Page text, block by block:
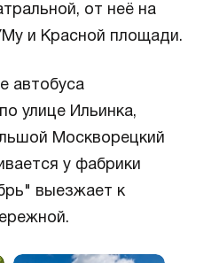
от неё на
и Красной площади.
автобуса
улице Ильинка,
Москворецкий
у фабрики
выезжает к